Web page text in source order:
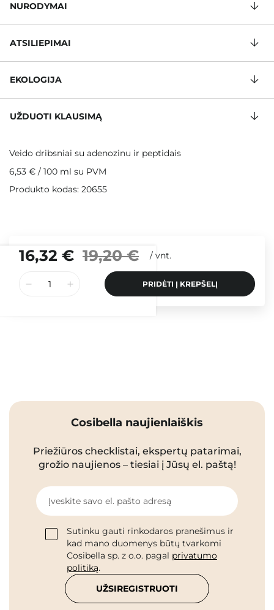
16,32 € 19,20 € / vnt.
PRIDĖTI Į KREPŠELĮ
NURODYMAI
ATSILIEPIMAI
EKOLOGIJA
UŽDUOTI KLAUSIMĄ
Veido dribsniai su adenozinu ir peptidais
6,53 € / 100 ml su PVM
Produkto kodas: 20655
Cosibella naujienlaiškis
Priežiūros checklistai, ekspertų patarimai,
grožio naujienos – tiesiai į Jūsų el. paštą!
Įveskite savo el. pašto adresą
Sutinku gauti rinkodaros pranešimus ir
kad mano duomenys būtų tvarkomi
Cosibella sp. z o.o. pagal privatumo
politiką.
UŽSIREGISTRUOTI